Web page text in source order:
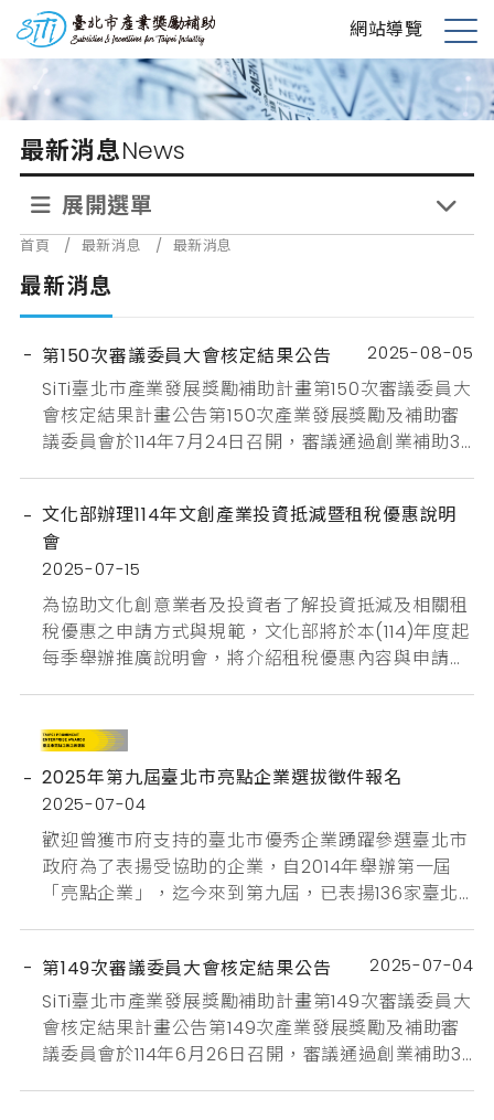
到
要
內
台北市產業獎勵補助 網站導覽
展
開
選
單
最新消息News
展開選單
首頁 / 最新消息 / 最新消息
最新消息
第150次審議委員大會核定結果公告 2025-08-05
SiTi臺北市產業發展獎勵補助計畫第150次審議委員大
會核定結果計畫公告第150次產業發展獎勵及補助審
議委員會於114年7月24日召開，審議通過創業補助3
整，如下所示：創業計畫補助吉予貓股份有限公司湯
音有限公司貝比富冷凍食品有限公司研發計畫補助和
氏科技有限公司山霧設計股份有限公司海之鑰生技股
份有限公...
文化部辦理114年文創產業投資抵減暨租稅優惠說明
會
2025-07-15
為協助文化創意業者及投資者了解投資抵減及相關租
稅優惠之申請方式與規範，文化部將於本(114)年度起
每季舉辦推廣說明會，將介紹租稅優惠內容與申請方
下午1時至3時地點：臺中市大墩文化中心-視聽放映
室（臺中市西區英才路600號B1）報名連結： 文化部
114年文創產業投資抵減暨租稅優惠說明會報名頁面
（另開新...
2025年第九屆臺北市亮點企業選拔徵件報名
2025-07-04
歡迎曾獲市府支持的臺北市優秀企業踴躍參選臺北市
政府為了表揚受協助的企業，自2014年舉辦第一屆
「亮點企業」，迄今來到第九屆，已表揚136家臺北
格的朋友參與本屆選拔！▍有關 臺北市亮點企業👉
2025臺北市亮點企業選拔資訊為展現臺北市政府扶
植產業發展並表揚企業創新投資成果，臺北市政府產
業發展局自𝟮𝟬𝟭𝟰年舉辦...
第149次審議委員大會核定結果公告 2025-07-04
SiTi臺北市產業發展獎勵補助計畫第149次審議委員大
會核定結果計畫公告第149次產業發展獎勵及補助審
議委員會於114年6月26日召開，審議通過創業補助3